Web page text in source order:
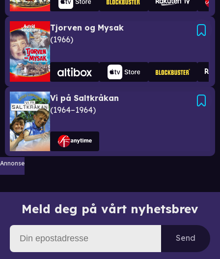
Tjorven og Mysak
1966
Vi på Saltkråkan
1964–1964
Annonse
Meld deg på vårt nyhetsbrev
Send